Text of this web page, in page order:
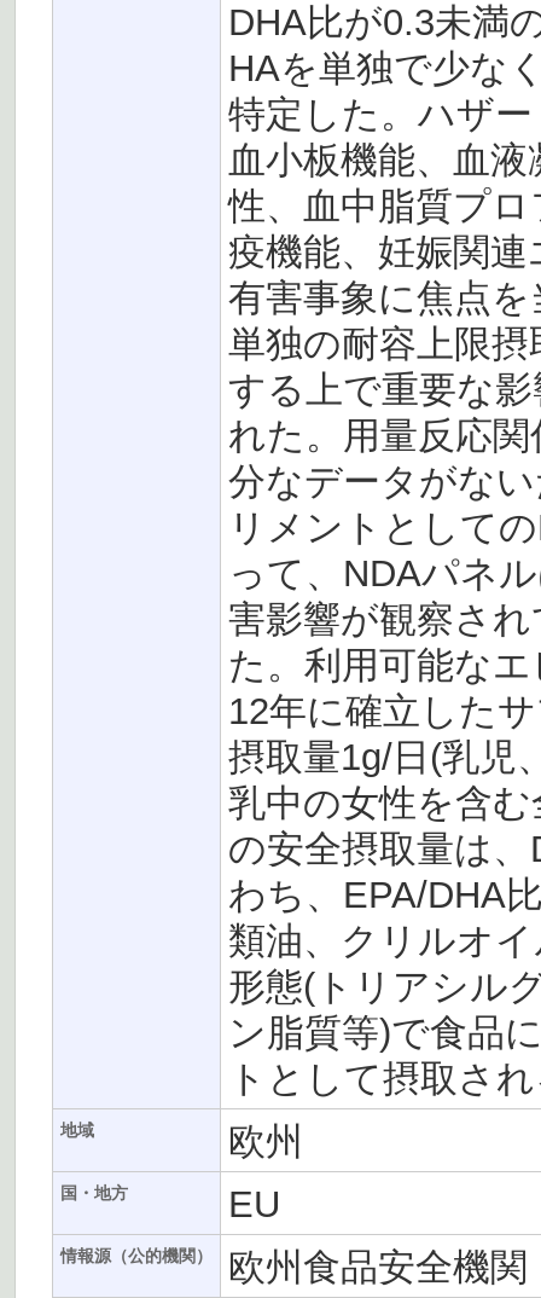
DHA比が0.3未満
HAを単独で少な
特定した。ハザ
血小板機能、血
性、血中脂質プ
疫機能、妊娠関
有害事象に焦点
単独の耐容上限
する上で重要な
れた。用量反応
分なデータがな
リメントとして
って、NDAパネ
害影響が観察さ
た。利用可能な
12年に確立した
摂取量1g/日(乳児
乳中の女性を含
の安全摂取量は
わち、EPA/DHA
類油、クリルオ
形態(トリアシル
ン脂質等)で食品
トとして摂取さ
地域 欧州
国・地方 EU
情報源（公的機関） 欧州食品安全機関